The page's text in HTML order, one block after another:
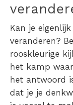
Kan je
veranderen?
rooskleurige
het kamp
het antwoord
dat je je